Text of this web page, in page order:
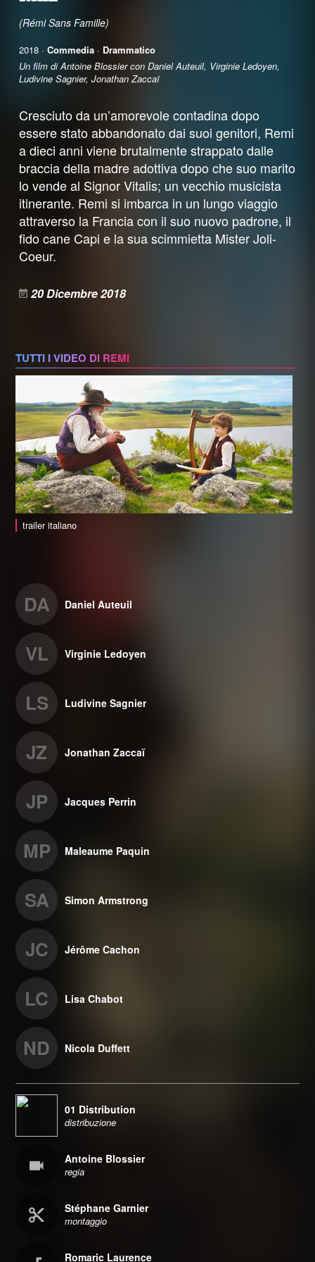
(Rémi Sans Famille)
2018 · Commedia· Drammatico
Un film di Antoine Blossier con Daniel Auteuil, Virginie Ledoyen,
Ludivine Sagnier, Jonathan Zaccaï
Cresciuto da un’amorevole contadina dopo
essere stato abbandonato dai suoi genitori, Remi
a dieci anni viene brutalmente strappato dalle
braccia della madre adottiva dopo che suo marito
lo vende al Signor Vitalis; un vecchio musicista
itinerante. Remi si imbarca in un lungo viaggio
attraverso la Francia con il suo nuovo padrone, il
fido cane Capi e la sua scimmietta Mister Joli-
Coeur.
20 Dicembre 2018
TUTTI I VIDEO DI REMI
trailer italiano
DA Daniel Auteuil
VL Virginie Ledoyen
LS Ludivine Sagnier
JZ Jonathan Zaccaï
JP Jacques Perrin
MP Maleaume Paquin
SA Simon Armstrong
JC Jérôme Cachon
LC Lisa Chabot
ND Nicola Duffett
01 Distribution
distribuzione
Antoine Blossier
regia
Stéphane Garnier
montaggio
Romaric Laurence